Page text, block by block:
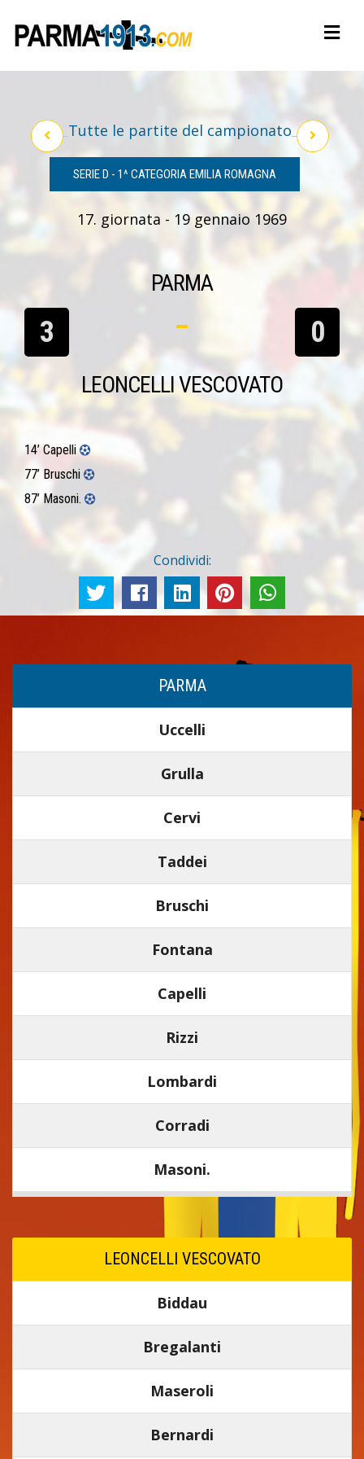
Tutte le partite del campionato
SERIE D - 1^ CATEGORIA EMILIA ROMAGNA
17. giornata - 19 gennaio 1969
PARMA
3 0
LEONCELLI VESCOVATO
14’ Capelli
77’ Bruschi
87’ Masoni.
Condividi:
PARMA
Uccelli
Grulla
Cervi
Taddei
Bruschi
Fontana
Capelli
Rizzi
Lombardi
Corradi
Masoni.
LEONCELLI VESCOVATO
Biddau
Bregalanti
Maseroli
Bernardi